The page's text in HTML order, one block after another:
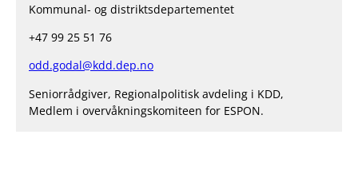
Kommunal- og distriktsdepartementet
+47 99 25 51 76
odd.godal@kdd.dep.no
Seniorrådgiver, Regionalpolitisk avdeling i KDD,
Medlem i overvåkningskomiteen for ESPON.